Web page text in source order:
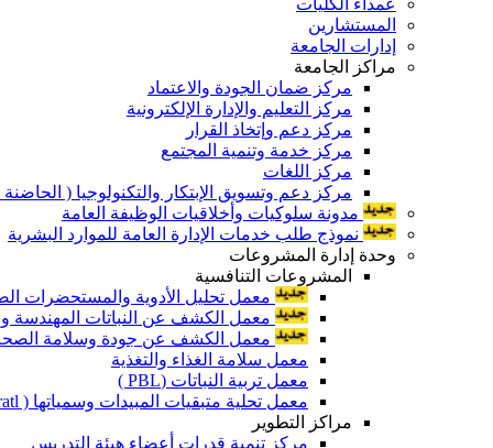
المستشارين
إدارات الجامعة
مراكز الجامعة
مركز ضمان الجودة والاعتماد
مركز التعليم والإدارة الإلكترونية
مركز دعم وإتخاذ القرار
مركز خدمة وتنمية المجتمع
مركز اللغات
مركز دعم وتسويق الإبتكار والتكنولوجيا ( الحاضنة
مدونة سلوكيات وأخلاقيات الوظيفة العامة
نموذج طلب خدمات الإدارة العامة للموارد البشرية
وحدة إدارة المشروعات
المشروعات التنافسية
معمل تحليل الأدوية والمستحضرات
معمل الكشف عن النباتات المهندسة
معمل الكشف عن جودة وسلامة الصحة
معمل سلامة الغذاء والتغذية
معمل تربية النباتات (PBL )
معمل تحلية متبقيات المبيدات وسمياتها ( Pratl )
مراكز التطوير
مركز تنمية قدرات أعضاء هيئة التدريس